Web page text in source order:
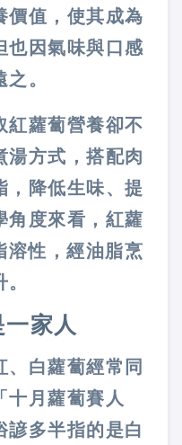
價值，使其成為
也因氣味與口感
。
紅蘿蔔營養卻不
湯方式，搭配肉
，降低生味、提
角度來看，紅蘿
溶性，經油脂烹
家人
、白蘿蔔經常同
十月蘿蔔賽人
諺多半指的是白